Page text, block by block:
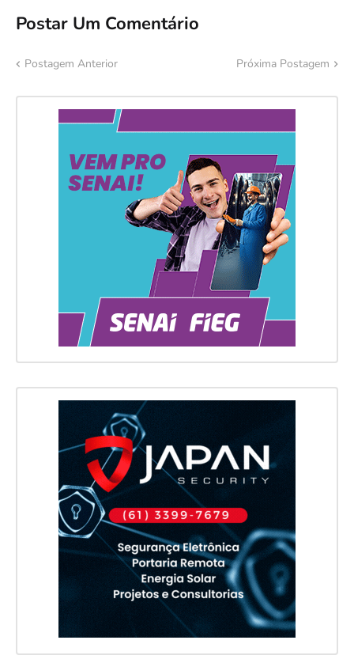
Postar Um Comentário
Postagem Anterior Próxima Postagem